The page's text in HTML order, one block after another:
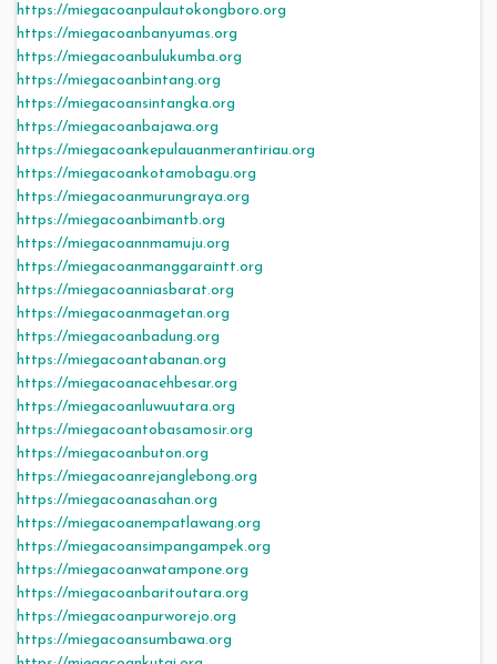
https://miegacoanpulautokongboro.org
https://miegacoanbanyumas.org
https://miegacoanbulukumba.org
https://miegacoanbintang.org
https://miegacoansintangka.org
https://miegacoanbajawa.org
https://miegacoankepulauanmerantiriau.org
https://miegacoankotamobagu.org
https://miegacoanmurungraya.org
https://miegacoanbimantb.org
https://miegacoannmamuju.org
https://miegacoanmanggaraintt.org
https://miegacoanniasbarat.org
https://miegacoanmagetan.org
https://miegacoanbadung.org
https://miegacoantabanan.org
https://miegacoanacehbesar.org
https://miegacoanluwuutara.org
https://miegacoantobasamosir.org
https://miegacoanbuton.org
https://miegacoanrejanglebong.org
https://miegacoanasahan.org
https://miegacoanempatlawang.org
https://miegacoansimpangampek.org
https://miegacoanwatampone.org
https://miegacoanbaritoutara.org
https://miegacoanpurworejo.org
https://miegacoansumbawa.org